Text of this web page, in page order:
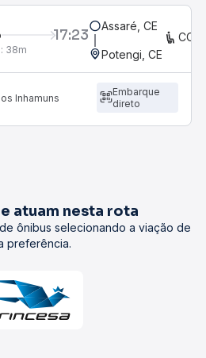
17:23
38m
Assaré, CE
Potengi, CE
Inhamuns
Embarque
direto
atuam nesta rota
ônibus selecionando a viação de
preferência.